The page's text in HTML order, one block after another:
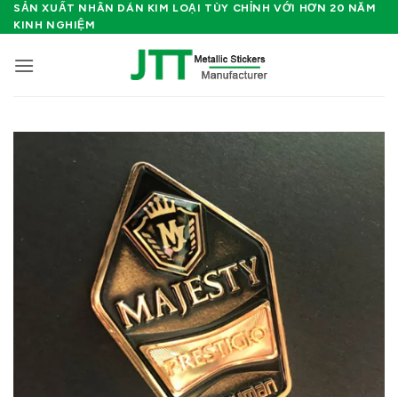
Bỏ
qua
dung
SẢN XUẤT NHÃN DÁN KIM LOẠI TÙY CHỈNH VỚI HƠN 20 NĂM
KINH NGHIỆM